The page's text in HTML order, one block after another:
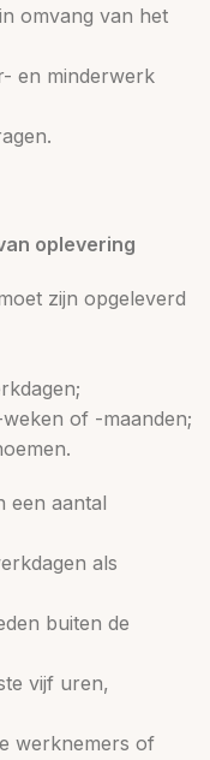
omvang van het
en minderwerk
oplevering
zijn opgeleverd
of -maanden;
een aantal
als
buiten de
vijf uren,
werknemers of